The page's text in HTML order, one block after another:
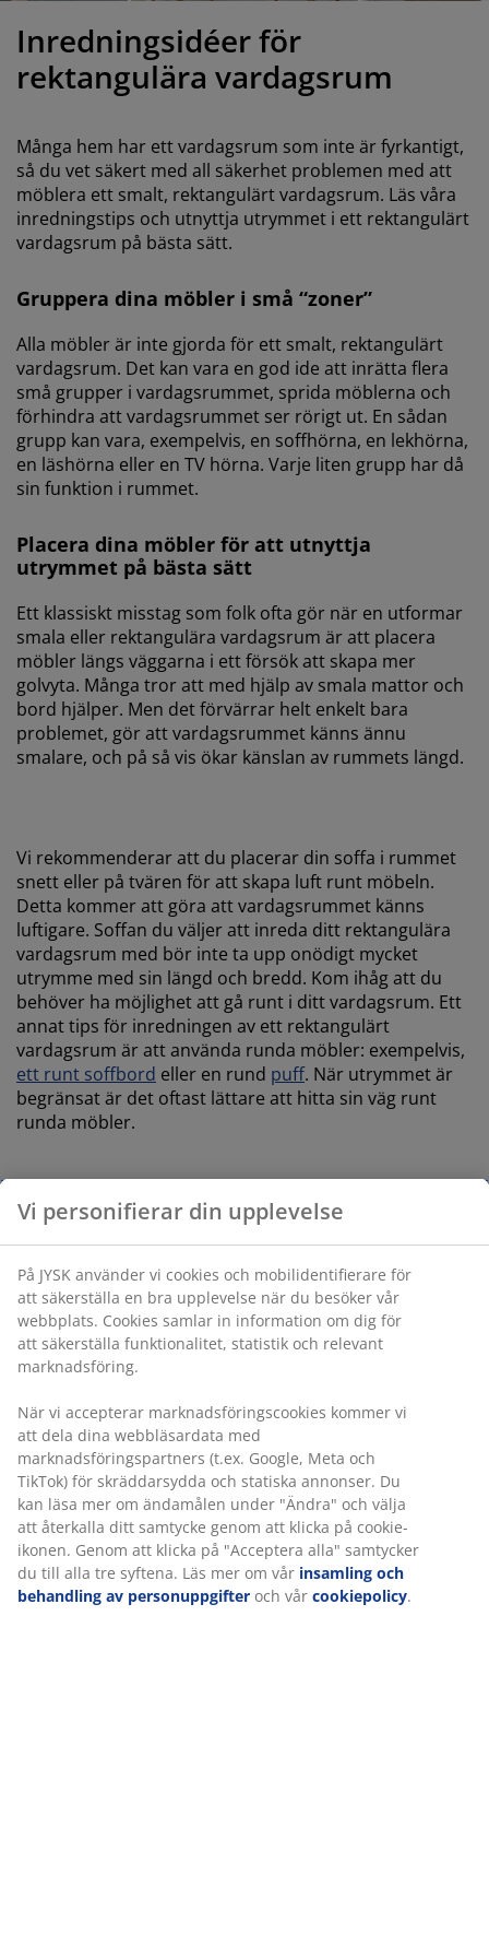
med förvaring
och sytråd
och stryk
Inredningsidéer för
rektangulära vardagsrum
Många hem har ett vardagsrum som inte är fyrkantigt,
så du vet säkert med all säkerhet problemen med att
möblera ett smalt, rektangulärt vardagsrum. Läs våra
inredningstips och utnyttja utrymmet i ett rektangulärt
vardagsrum på bästa sätt.
Gruppera dina möbler i små “zoner”
Alla möbler är inte gjorda för ett smalt, rektangulärt
vardagsrum. Det kan vara en god ide att inrätta flera
små grupper i vardagsrummet, sprida möblerna och
förhindra att vardagsrummet ser rörigt ut. En sådan
grupp kan vara, exempelvis, en soffhörna, en lekhörna,
en läshörna eller en TV hörna. Varje liten grupp har då
sin funktion i rummet.
Placera dina möbler för att utnyttja
utrymmet på bästa sätt
Ett klassiskt misstag som folk ofta gör när en utformar
smala eller rektangulära vardagsrum är att placera
möbler längs väggarna i ett försök att skapa mer
golvyta. Många tror att med hjälp av smala mattor och
bord hjälper. Men det förvärrar helt enkelt bara
problemet, gör att vardagsrummet känns ännu
smalare, och på så vis ökar känslan av rummets längd.
Vi rekommenderar att du placerar din soffa i rummet
snett eller på tvären för att skapa luft runt möbeln.
Detta kommer att göra att vardagsrummet känns
luftigare. Soffan du väljer att inreda ditt rektangulära
vardagsrum med bör inte ta upp onödigt mycket
utrymme med sin längd och bredd. Kom ihåg att du
behöver ha möjlighet att gå runt i ditt vardagsrum. Ett
annat tips för inredningen av ett rektangulärt
vardagsrum är att använda runda möbler: exempelvis,
ett runt soffbord eller en rund puff. När utrymmet är
begränsat är det oftast lättare att hitta sin väg runt
runda möbler.
Gör bästa möjliga användning av utrymmen i
hörnen
Ett annat sätt att göra bästa användning av utrymmet i
ditt rektangulära vardagsrum är att utnyttja hörnen i
match för formen av rummet och skapar också
utmärkt förvaring. Om du behöver hålla saker på hyllan
gömda, kan du välja att placerakorgar eller lådor
hyllan.
Ett litet hörnbord är också en utmärkt möbel för ett
Vi personifierar din upplevelse
På JYSK använder vi cookies och mobilidentifierare för
att säkerställa en bra upplevelse när du besöker vår
webbplats. Cookies samlar in information om dig för
att säkerställa funktionalitet, statistik och relevant
marknadsföring.
När vi accepterar marknadsföringscookies kommer vi
att dela dina webbläsardata med
marknadsföringspartners (t.ex. Google, Meta och
TikTok) för skräddarsydda och statiska annonser. Du
kan läsa mer om ändamålen under "Ändra" och välja
att återkalla ditt samtycke genom att klicka på cookie-
ikonen. Genom att klicka på "Acceptera alla" samtycker
du till alla tre syftena. Läs mer om vår insamling och
behandling av personuppgifter och vår cookiepolicy.